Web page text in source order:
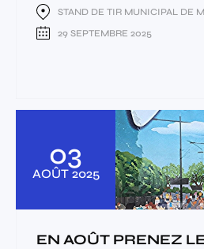
STAND DE TIR MUNICIPAL DE
29 SEPTEMBRE 2025
03
AOÛT 2025
EN AOÛT PRENEZ